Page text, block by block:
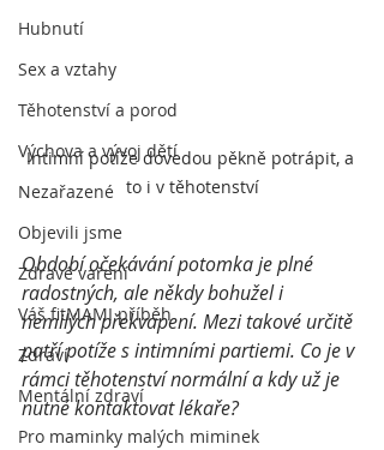
Hubnutí
Sex a vztahy
Těhotenství a porod
Výchova a vývoj dětí
Nezařazené
Objevili jsme
Zdravé vaření
Váš fitMAMI příběh
Zdraví
Mentální zdraví
Pro maminky malých miminek
Intimní potíže dovedou pěkně potrápit, a
to i v těhotenství
Období očekávání potomka je plné
radostných, ale někdy bohužel i
nemilých překvapení. Mezi takové určitě
patří potíže s intimními partiemi. Co je v
rámci těhotenství normální a kdy už je
nutné kontaktovat lékaře?